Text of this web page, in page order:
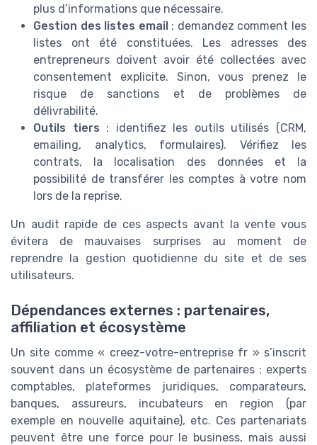
plus d’informations que nécessaire.
Gestion des listes email : demandez comment les
listes ont été constituées. Les adresses des
entrepreneurs doivent avoir été collectées avec
consentement explicite. Sinon, vous prenez le
risque de sanctions et de problèmes de
délivrabilité.
Outils tiers : identifiez les outils utilisés (CRM,
emailing, analytics, formulaires). Vérifiez les
contrats, la localisation des données et la
possibilité de transférer les comptes à votre nom
lors de la reprise.
Un audit rapide de ces aspects avant la vente vous
évitera de mauvaises surprises au moment de
reprendre la gestion quotidienne du site et de ses
utilisateurs.
Dépendances externes : partenaires,
affiliation et écosystème
Un site comme « creez-votre-entreprise fr » s’inscrit
souvent dans un écosystème de partenaires : experts
comptables, plateformes juridiques, comparateurs,
banques, assureurs, incubateurs en region (par
exemple en nouvelle aquitaine), etc. Ces partenariats
peuvent être une force pour le business, mais aussi